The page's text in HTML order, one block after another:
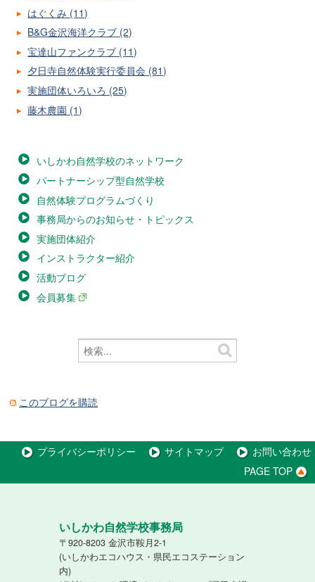
はぐくみ (11)
B&G金沢海洋クラブ (2)
宝達山ファンクラブ (11)
夕日寺自然体験実行委員会 (81)
実施団体いろいろ (25)
藤木農園 (1)
いしかわ自然学校のネットワーク
パートナーシップ型自然学校
自然体験プログラムづくり
事務局からのお知らせ・トピックス
実施団体紹介
インストラクター紹介
活動ブログ
会員募集
このブログを購読
プライバシーポリシー サイトマップ
お問い合わせ
PAGE TOP
いしかわ自然学校事務局
〒920-8203 金沢市鞍月2-1
(いしかわエコハウス・県民エコステーション
内)